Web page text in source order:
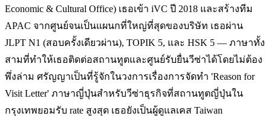
Economic & Cultural Office) เธอเข้า iVC ปี 2018 และสร้างทีม
APAC จากศูนย์จนเป็นแผนกที่ใหญ่ที่สุดของบริษัท เธอผ่าน
JLPT N1 (สอบครั้งเดียวผ่าน), TOPIK 5, และ HSK 5 — ภาษาทั้ง
สามที่ทำให้เธอติดต่อสถานทูตและศูนย์รับยื่นวีซ่าได้โดยไม่ต้อง
พึ่งล่าม ศรัญญาเป็นที่รู้จักในวงการเรื่องการจัดทำ 'Reason for
Visit Letter' ภาษาญี่ปุ่นสำหรับวีซ่าธุรกิจที่สถานทูตญี่ปุ่นใน
กรุงเทพยอมรับ rate สูงสุด เธอยังเป็นผู้ดูแลเคส Taiwan